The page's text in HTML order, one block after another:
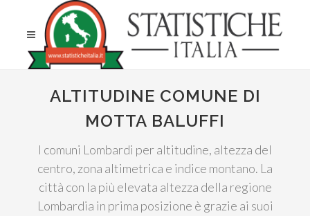
ALTITUDINE COMUNE DI
MOTTA BALUFFI
I comuni Lombardi per altitudine, altezza del
centro, zona altimetrica e indice montano. La
città con la più elevata altezza della regione
Lombardia in prima posizione è grazie ai suoi